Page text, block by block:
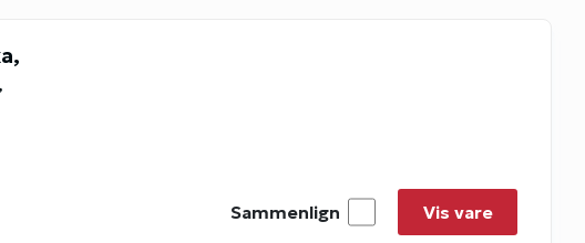
Sammenlign Vis vare